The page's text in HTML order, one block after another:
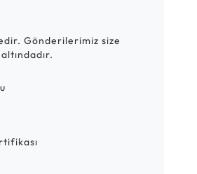
Gönderilerimiz size